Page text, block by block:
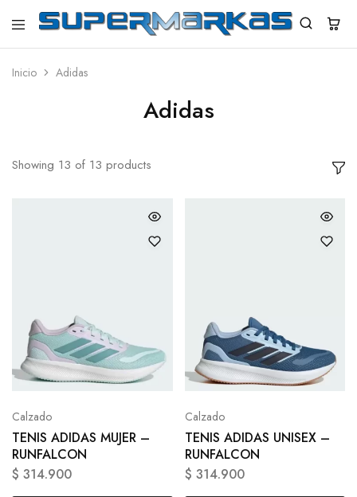
SuperMarkas
Ropa
con
Inicio Adidas
Adidas
Showing 13 of 13 products
Calzado
TENIS ADIDAS MUJER –
RUNFALCON
$ 314.900
Calzado
TENIS ADIDAS UNISEX –
RUNFALCON
$ 314.900